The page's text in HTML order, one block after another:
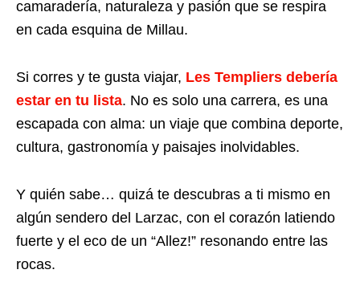
camaradería, naturaleza y pasión que se respira
en cada esquina de Millau.
Si corres y te gusta viajar, Les Templiers debería
estar en tu lista. No es solo una carrera, es una
escapada con alma: un viaje que combina deporte,
cultura, gastronomía y paisajes inolvidables.
Y quién sabe… quizá te descubras a ti mismo en
algún sendero del Larzac, con el corazón latiendo
fuerte y el eco de un “Allez!” resonando entre las
rocas.